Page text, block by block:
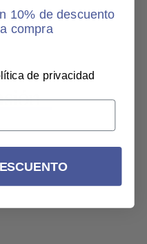
10% de descuento
compra
de privacidad